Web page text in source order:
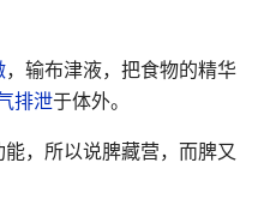
，输布津液，把食物的精华
排泄于体外。
，所以说脾藏营，而脾又